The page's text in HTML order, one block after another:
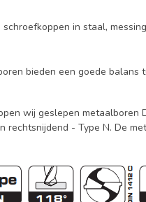
in staal,
bieden een goede
wij geslepen metaalboren
rechtsnijdend - Type N. De